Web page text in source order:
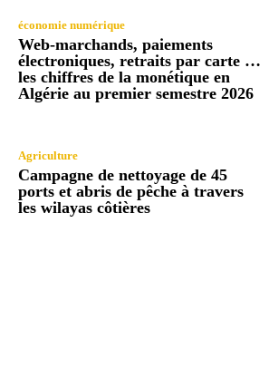
économie numérique
Web-marchands, paiements
électroniques, retraits par carte …
les chiffres de la monétique en
Algérie au premier semestre 2026
Agriculture
Campagne de nettoyage de 45
ports et abris de pêche à travers
les wilayas côtières